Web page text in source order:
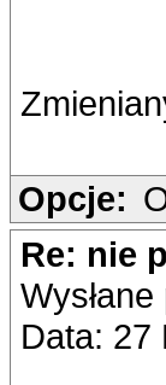
Opcje:
Re: nie
Data: 27